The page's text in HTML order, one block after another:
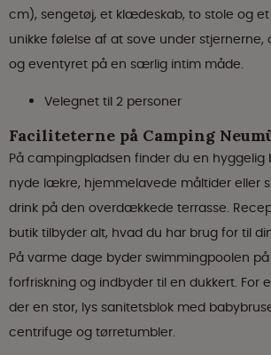
cm), sengetøj, et klædeskab, to stole og
unikke følelse af at sove under stjernerne,
og eventyret på en særlig intim måde.
Velegnet til 2 personer
Faciliteterne på Camping
På campingpladsen finder du en hyggelig
nyde lækre, hjemmelavede måltider eller
drink på den overdækkede terrasse.
butik tilbyder alt, hvad du har brug for til
På varme dage byder swimmingpoolen
forfriskning og indbyder til en dukkert. For
der en stor, lys sanitetsblok med
centrifuge og tørretumbler.